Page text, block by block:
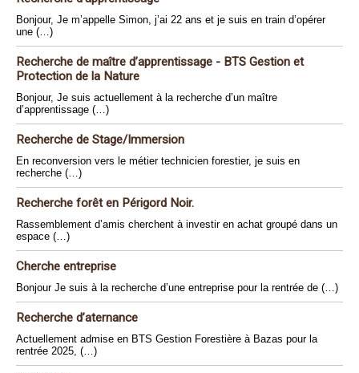
Bonjour, Je m’appelle Simon, j’ai 22 ans et je suis en train d’opérer
une (…)
Recherche de maître d’apprentissage - BTS Gestion et
Protection de la Nature
Bonjour, Je suis actuellement à la recherche d’un maître
d’apprentissage (…)
Recherche de Stage/Immersion
En reconversion vers le métier technicien forestier, je suis en
recherche (…)
Recherche forêt en Périgord Noir.
Rassemblement d’amis cherchent à investir en achat groupé dans un
espace (…)
Cherche entreprise
Bonjour Je suis à la recherche d’une entreprise pour la rentrée de (…)
Recherche d’aternance
Actuellement admise en BTS Gestion Forestière à Bazas pour la
rentrée 2025, (…)